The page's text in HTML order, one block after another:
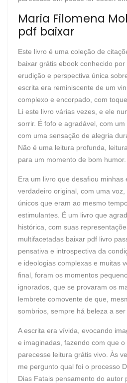
Maria Filomena
pdf baixar
Este livro é uma coleção de
baixar grátis ebook conhecido por
erudição e perspectiva única
escrita era reminiscente de um
complexo e encorpado, com
Li este livro várias vezes, e ele
sorrir. É fofo e agradável, com
com uma sensação de alegria
Não é uma leitura profunda,
para um momento de bom humor.
Era um livro que desafiou minhas
verdadeiro original, com uma
únicos que eram ao mesmo
estimulantes. É um livro que
histórica, com suas
multifacetadas baixar pdf livro
pensativa e introspectiva da
e ideologias complexas e muitas
final, foram os momentos
ignorados, que se provaram os
lembrete comovente de que,
sombrios, sempre há beleza a ser
A escrita era vívida, evocando
e imaginadas, fazendo com que
parecesse leitura grátis vivo. Às
me pergunto qual foi o processo
Dias Fatais pensamento do autor